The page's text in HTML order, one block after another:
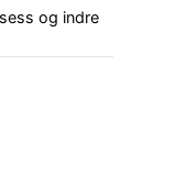
og indre